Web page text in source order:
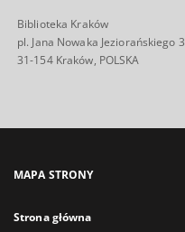
Biblioteka Kraków
pl. Jana Nowaka Jeziorańskiego 3
31-154 Kraków, POLSKA
MAPA STRONY
Strona główna